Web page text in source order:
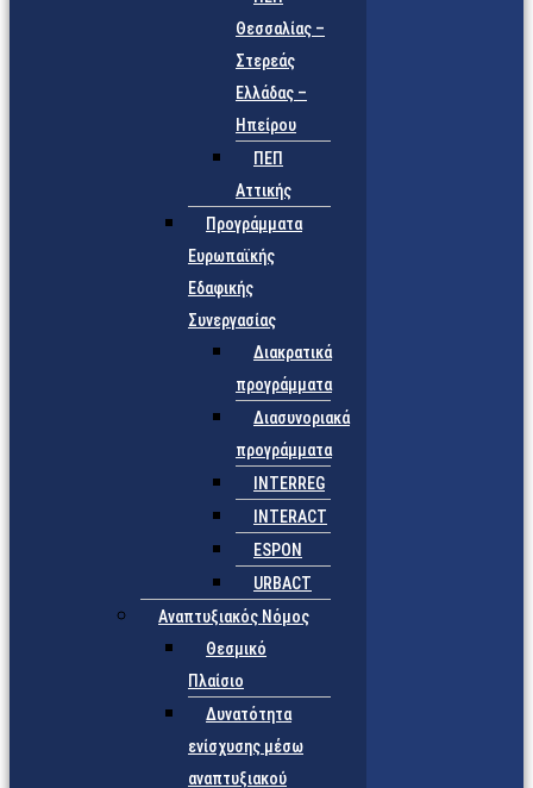
Θεσσαλίας –
Στερεάς
Ελλάδας –
Ηπείρου
ΠΕΠ
Αττικής
Προγράμματα
Ευρωπαϊκής
Εδαφικής
Συνεργασίας
Διακρατικά
προγράμματα
Διασυνοριακά
προγράμματα
INTERREG
INTERACT
ESPON
URBACT
Αναπτυξιακός Νόμος
Θεσμικό
Πλαίσιο
Δυνατότητα
ενίσχυσης μέσω
αναπτυξιακού